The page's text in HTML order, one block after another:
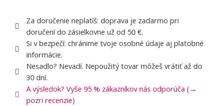
Za doručenie neplatíš: doprava je zadarmo pri
doručení do zásielkovne už od 50 €.
Si v bezpečí: chránime tvoje osobné údaje aj platobné
informácie.
Nesadlo? Nevadí. Nepoužitý tovar môžeš vrátiť až do
30 dní.
A výsledok? Vyše 95 % zákazníkov nás odporúča (→
pozri recenzie)